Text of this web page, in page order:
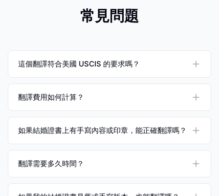
常見問題
這個翻譯符合美國 USCIS 的要求嗎？
翻譯費用如何計算？
如果結婚證書上有手寫內容或印章，能正確翻譯嗎？
翻譯需要多久時間？